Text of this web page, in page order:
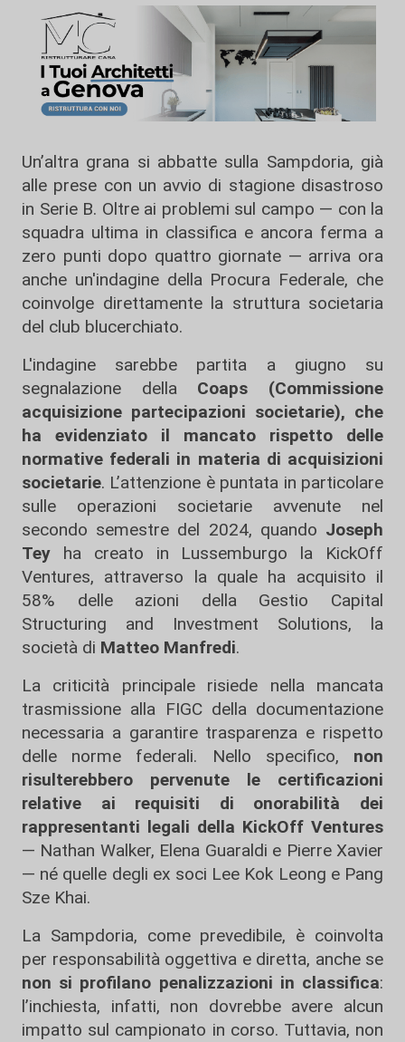
Un’altra grana si abbatte sulla Sampdoria, già
alle prese con un avvio di stagione disastroso
in Serie B. Oltre ai problemi sul campo — con la
squadra ultima in classifica e ancora ferma a
zero punti dopo quattro giornate — arriva ora
anche un'indagine della Procura Federale, che
coinvolge direttamente la struttura societaria
del club blucerchiato.
L'indagine sarebbe partita a giugno su
segnalazione dellaCoaps (Commissione
acquisizione partecipazioni societarie), che
ha evidenziato il mancato rispetto delle
normative federali in materia di acquisizioni
societarie. L’attenzione è puntata in particolare
sulle operazioni societarie avvenute nel
secondo semestre del 2024, quando Joseph
Tey ha creato in Lussemburgo la KickOff
Ventures, attraverso la quale ha acquisito il
58% delle azioni della Gestio Capital
Structuring and Investment Solutions, la
società di Matteo Manfredi.
La criticità principale risiede nella mancata
trasmissione alla FIGC della documentazione
necessaria a garantire trasparenza e rispetto
delle norme federali. Nello specifico, non
risulterebbero pervenute le certificazioni
relative ai requisiti di onorabilità dei
rappresentanti legali della KickOff Ventures
— Nathan Walker, Elena Guaraldi e Pierre Xavier
— né quelle degli ex soci Lee Kok Leong e Pang
Sze Khai.
La Sampdoria, come prevedibile, è coinvolta
per responsabilità oggettiva e diretta, anche se
non si profilano penalizzazioni in classifica:
l’inchiesta, infatti, non dovrebbe avere alcun
impatto sul campionato in corso. Tuttavia, non